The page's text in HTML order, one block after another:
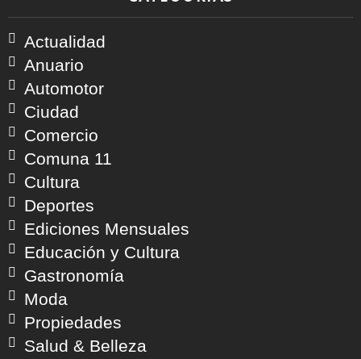
Actualidad
Anuario
Automotor
Ciudad
Comercio
Comuna 11
Cultura
Deportes
Ediciones Mensuales
Educación y Cultura
Gastronomía
Moda
Propiedades
Salud & Belleza